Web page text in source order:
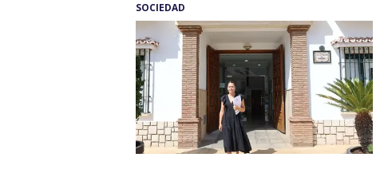
SOCIEDAD